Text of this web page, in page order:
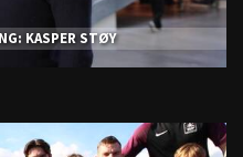
KASPER STØY